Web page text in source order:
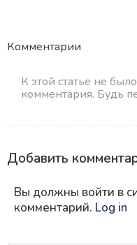
Комментарии
К этой статье не
комментария. Будь
Добавить
Вы должны войти в
комментарий. Log in